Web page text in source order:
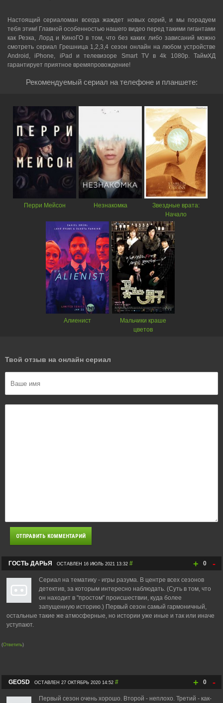
Настоящий сериаломан всегда жаждет новых серий, и мы порадуем
тебя этим! Главной особенностью нашего видео перед такими гигантами
как Резка, Лорд и КиноГО в том, что без каких либо зависаний можно
смотреть cериал Грешница 1,2,3,4 сезон онлайн на любом устройстве
Android, iPhone, iPad и телевизоре Smart TV в 4k 1080p. ТаймХД
гарантирует приятное времяпровождение!
Рекомендуемый сериал на телефоне и планшете:
Перри Мейсон Незнакомка
Звездные врата:
Начало
Алиенист
Мальчики краше
цветов
Твой отзыв на онлайн сериал
+ 0 -
ГОСТЬ ДАРЬЯ ОСТАВЛЕН 16 ИЮЛЬ 2021 13:32 #
Сериал на тематику - игры разума. В центре всех сезонов
детектив, за которым интересно наблюдать. (Суть в том, что
он находит в "простом" происшествии, куда более
запущенную историю.) Первый сезон самый гармоничный,
остальные такие же атмосферные, но истории уже иные и так или иначе
уступают.
(Ответить)
+ 0 -
GEOSD ОСТАВЛЕН 27 ОКТЯБРЬ 2020 14:52 #
Первый сезон очень хорошо. Второй - неплохо. Третий - как-